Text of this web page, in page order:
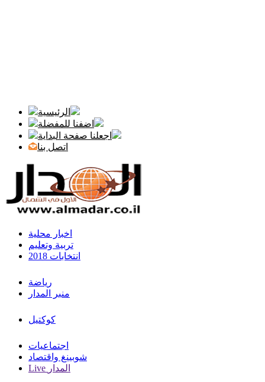
الرئيسية
اضفنا للمفضلة
اجعلنا صفحة البداية
اتصل بنا
اخبار محلية
تربية وتعليم
انتخابات 2018
رياضة
منبر المدار
كوكتيل
اجتماعيات
شوبينغ واقتصاد
Live المدار